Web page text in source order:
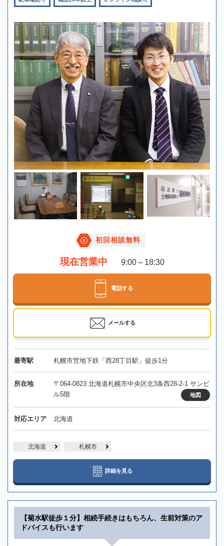
初回相談無料
現在営業中 9:00～18:30
電話する
メールする
最寄駅 札幌市営地下鉄「西28丁目駅」徒歩1分
所在地
〒064-0823 北海道札幌市中央区北3条西28-2-1 サンビ
ル5階
地図
対応エリア 北海道
北海道 札幌市
詳細を見る
【菊水駅徒歩１分】相続手続きはもちろん、生前対策のア
ドバイスも行います